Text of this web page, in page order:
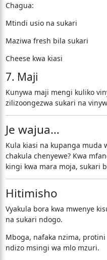
Chagua:
Mtindi usio na sukari
Maziwa fresh bila sukari
Cheese kwa kiasi
7. Maji
Kunywa maji mengi kuliko
zilizoongezwa sukari na
Je wajua…
Kula kiasi na kupanga muda
chakula chenyewe? Kwa
kingi kwa mara moja, sukari
Hitimisho
Vyakula bora kwa mwenye
na sukari ndogo.
Mboga, nafaka nzima,
ndizo msingi wa mlo mzuri.